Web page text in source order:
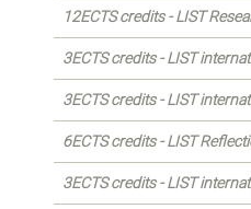
12ECTS credits - LIST
3ECTS credits - LIST
3ECTS credits - LIST
6ECTS credits - LIST
3ECTS credits - LIST